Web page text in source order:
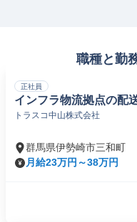
職種と勤
正社員
インフラ物流拠点の配
トラスコ中山株式会社
群馬県伊勢崎市三和町
月給23万円～38万円